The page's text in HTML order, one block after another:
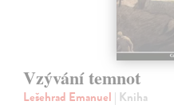
Vzývání temnot
Lešehrad Emanuel | Kniha